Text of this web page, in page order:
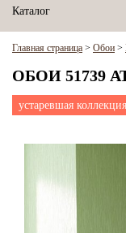
Каталог
Главная страница > Обои >
ОБОИ 51739
устаревшая коллекция